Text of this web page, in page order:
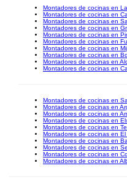
Montadores de cocinas en
Montadores de cocinas en
Montadores de cocinas en
Montadores de cocinas en
Montadores de cocinas en
Montadores de cocinas en
Montadores de cocinas en
Montadores de cocinas en
Montadores de cocinas en
Montadores de cocinas en
Montadores de cocinas en
Montadores de cocinas en
Montadores de cocinas en
Montadores de cocinas en
Montadores de cocinas en
Montadores de cocinas en
Montadores de cocinas en
Montadores de cocinas en
Montadores de cocinas en
Montadores de cocinas en